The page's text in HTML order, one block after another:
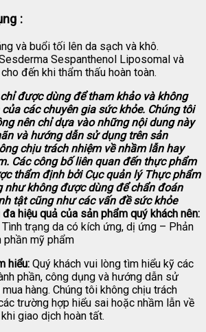
:
và buổi tối lên da sạch và khô.
Sespanthenol Liposomal và
đến khi thẩm thấu hoàn toàn.
được dùng để tham khảo và không
các chuyên gia sức khỏe. Chúng tôi
nên chỉ dựa vào những nội dung này
và hướng dẫn sử dụng trên sản
chịu trách nhiệm về nhầm lẫn hay
Các công bố liên quan đến thực phẩm
thẩm định bởi Cục quản lý Thực phẩm
như không được dùng để chẩn đoán
tật cũng như các vấn đề sức khỏe
hiệu quả của sản phẩm quý khách nên:
trạng da có kích ứng, dị ứng – Phản
phần mỹ phẩm
hiểu: Quý khách vui lòng tìm hiểu kỹ các
phần, công dụng và hướng dẫn sử
hàng. Chúng tôi không chịu trách
trường hợp hiểu sai hoặc nhầm lẫn về
giao dịch hoàn tất.